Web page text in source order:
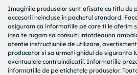
Extensibila
Capacitate de incarcare pe persoana:
Practica
Moderna
Stil clasic
Se livreaza cu doua perne decorative
Se livreaza in stare dezasamblata
Imaginile produselor sunt afisate cu titlu de
accesorii neincluse in pachetul standard.
asiguram ca informatiile pe care ti le oferim
insa te rugam sa consulti intotdeauna
atentie instructiunile de utilizare,
producator si sa urmati ghidul de siguranta
eventualele contraindicatii. Informatiile
informatiile de pe etichetele produselor.